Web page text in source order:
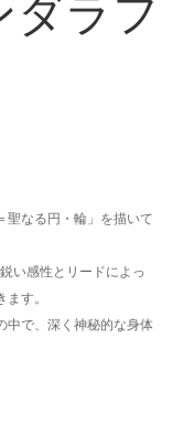
ダラフ
聖なる円・輪」を描いて
い感性とリードによっ
す。
中で、深く神秘的な身体